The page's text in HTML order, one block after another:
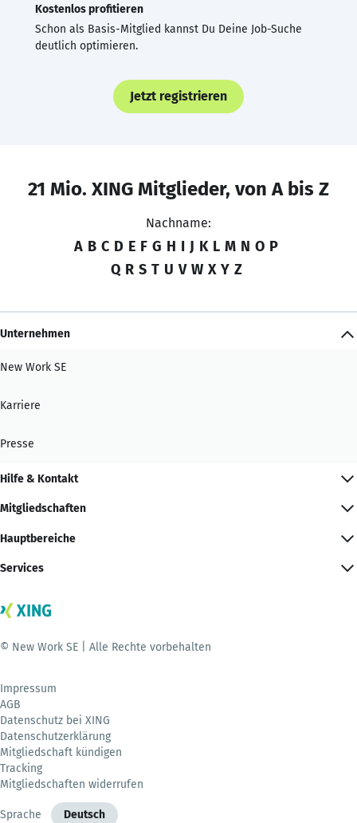
Kostenlos profitieren
Schon als Basis-Mitglied kannst Du Deine Job-Suche
deutlich optimieren.
Jetzt registrieren
21 Mio. XING Mitglieder, von A bis Z
Nachname:
A B C D E F G H I J K L M N O P
Q R S T U V W X Y Z
Unternehmen
New Work SE
Karriere
Presse
Hilfe & Kontakt
Mitgliedschaften
Hauptbereiche
Services
© New Work SE | Alle Rechte vorbehalten
Impressum
AGB
Datenschutz bei XING
Datenschutzerklärung
Mitgliedschaft kündigen
Tracking
Mitgliedschaften widerrufen
Sprache Deutsch